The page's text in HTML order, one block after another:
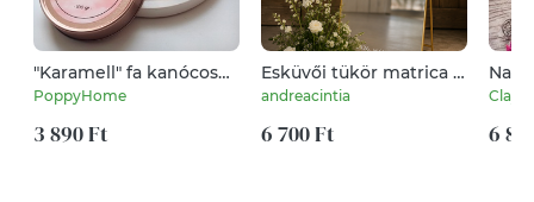
"Karamell" fa kanócos
szójaviasz illatgyertya
PoppyHome
3 890 Ft
Esküvői tükör matrica -
személyre szabható
andreacintia
6 700 Ft 6